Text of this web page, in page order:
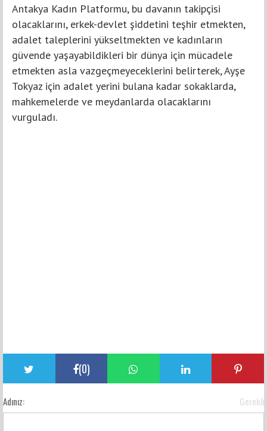
Antakya Kadın Platformu, bu davanın takipçisi
olacaklarını, erkek-devlet şiddetini teşhir etmekten,
adalet taleplerini yükseltmekten ve kadınların
güvende yaşayabildikleri bir dünya için mücadele
etmekten asla vazgeçmeyeceklerini belirterek, Ayşe
Tokyaz için adalet yerini bulana kadar sokaklarda,
mahkemelerde ve meydanlarda olacaklarını
vurguladı.
(0)
Adınız: Gerekli